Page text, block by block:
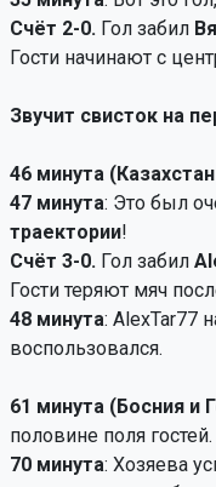
Счёт 2-0. Гол забил
Гости начинают с
Звучит свисток на
46 минута
47 минута: Это был
траектории!
Счёт 3-0. Гол забил
Гости теряют мяч
48 минута: AlexTar77
воспользовался.
61 минута (Босния и
половине поля гостей.
70 минута: Хозяева